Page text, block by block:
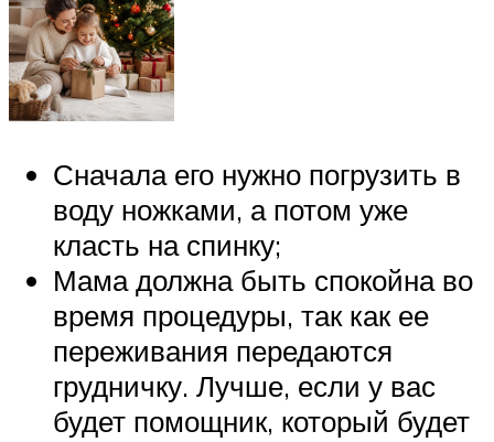
Сначала его нужно погрузить в
воду ножками, а потом уже
класть на спинку;
Мама должна быть спокойна во
время процедуры, так как ее
переживания передаются
грудничку. Лучше, если у вас
будет помощник, который будет